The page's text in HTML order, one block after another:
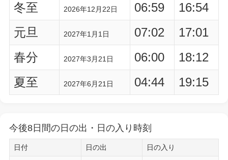
冬至
2026年12月22日 06:59
16:54
元旦
2027年1月1日 07:02
17:01
春分
2027年3月21日 06:00
18:12
夏至
2027年6月21日 04:44 19:15
今後8日間の日の出・日の入り時刻
日付 日の出 日の入り